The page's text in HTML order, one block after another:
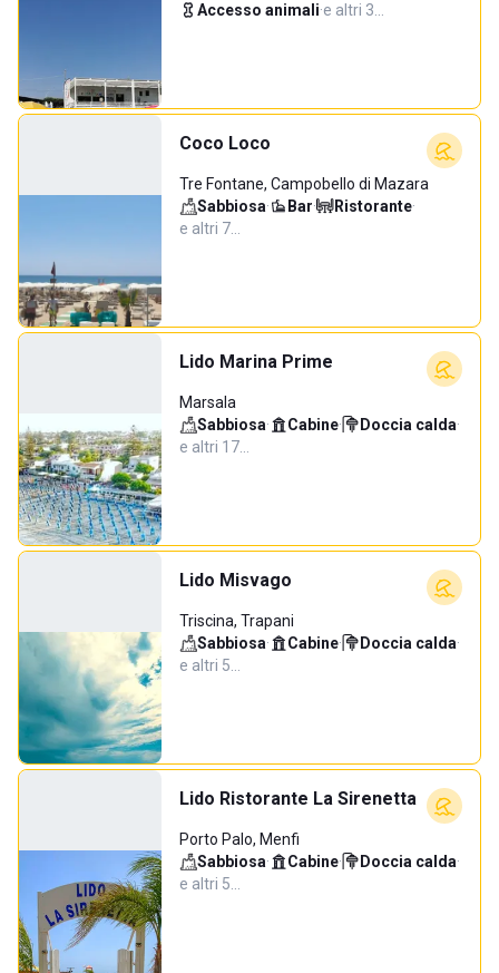
Accesso animali·e altri 3…
Coco Loco
Tre Fontane, Campobello di Mazara
Sabbiosa· Bar· Ristorante·
e altri 7…
Lido Marina Prime
Marsala
Sabbiosa· Cabine· Doccia calda·
e altri 17…
Lido Misvago
Triscina, Trapani
Sabbiosa· Cabine· Doccia calda·
e altri 5…
Lido Ristorante La Sirenetta
Porto Palo, Menfi
Sabbiosa· Cabine· Doccia calda·
e altri 5…